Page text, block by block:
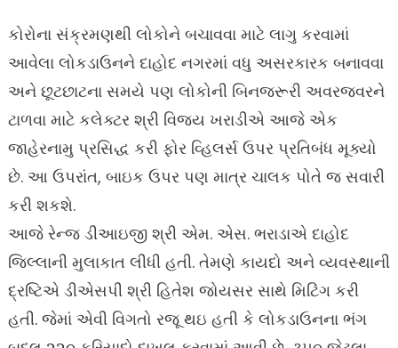
કોરોના સંક્રમણથી લોકોને બચાવવા માટે લાગુ કરવામાં
આવેલા લોકડાઉનને દાહોદ નગરમાં વધુ અસરકારક બનાવવા
અને છૂટછાટના સમયે પણ લોકોની બિનજરૂરી અવરજવરને
ટાળવા માટે કલેક્ટર શ્રી વિજય ખરાડીએ આજે એક
જાહેરનામુ પ્રસિદ્ધ કરી ફોર વ્હિલર્સ ઉપર પ્રતિબંધ મૂક્યો
છે. આ ઉપરાંત, બાઇક ઉપર પણ માત્ર ચાલક પોતે જ સવારી
કરી શકશે.
આજે રેન્જ ડીઆઇજી શ્રી એમ. એસ. ભરાડાએ દાહોદ
જિલ્લાની મુલાકાત લીધી હતી. તેમણે કાયદો અને વ્યવસ્થાની
દ્રષ્ટિએ ડીએસપી શ્રી હિતેશ જોયસર સાથે મિટિંગ કરી
હતી. જેમાં એવી વિગતો રજૂ થઇ હતી કે લોકડાઉનના ભંગ